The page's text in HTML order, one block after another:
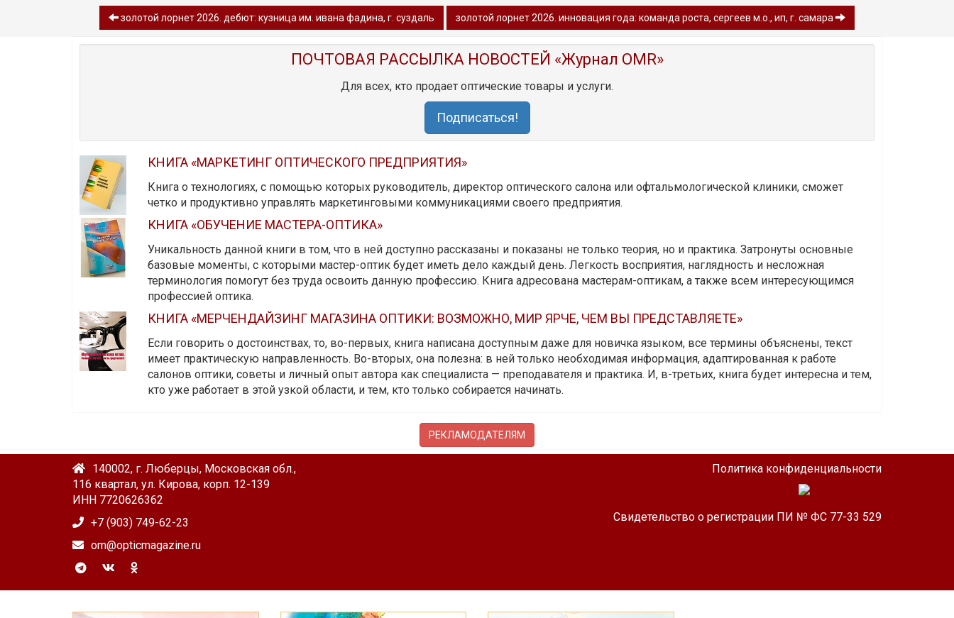
золотой лорнет 2026. дебют: кузница им. ивана фадина, г. суздаль золотой лорнет 2026. инновация года: команда роста, сергеев м.о., ип, г. самара
ПОЧТОВАЯ РАССЫЛКА НОВОСТЕЙ «Журнал OMR»
Для всех, кто продает оптические товары и услуги.
Подписаться!
КНИГА «МАРКЕТИНГ ОПТИЧЕСКОГО ПРЕДПРИЯТИЯ»
Книга о технологиях, с помощью которых руководитель, директор оптического салона или офтальмологической клиники, сможет
четко и продуктивно управлять маркетинговыми коммуникациями своего предприятия.
КНИГА «ОБУЧЕНИЕ МАСТЕРА-ОПТИКА»
Уникальность данной книги в том, что в ней доступно рассказаны и показаны не только теория, но и практика. Затронуты основные
базовые моменты, с которыми мастер-оптик будет иметь дело каждый день. Легкость восприятия, наглядность и несложная
терминология помогут без труда освоить данную профессию. Книга адресована мастерам-оптикам, а также всем интересующимся
профессией оптика.
КНИГА «МЕРЧЕНДАЙЗИНГ МАГАЗИНА ОПТИКИ: ВОЗМОЖНО, МИР ЯРЧЕ, ЧЕМ ВЫ ПРЕДСТАВЛЯЕТЕ»
Если говорить о достоинствах, то, во-первых, книга написана доступным даже для новичка языком, все термины объяснены, текст
имеет практическую направленность. Во-вторых, она полезна: в ней только необходимая информация, адаптированная к работе
салонов оптики, советы и личный опыт автора как специалиста — преподавателя и практика. И, в-третьих, книга будет интересна и тем,
кто уже работает в этой узкой области, и тем, кто только собирается начинать.
РЕКЛАМОДАТЕЛЯМ
140002, г. Люберцы, Московская обл.,
116 квартал, ул. Кирова, корп. 12-139
ИНН 7720626362
+7 (903) 749-62-23
om@opticmagazine.ru
Политика конфиденциальности
Свидетельство о регистрации ПИ № ФС 77-33 529